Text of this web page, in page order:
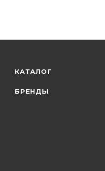
КАТАЛОГ
БРЕНДЫ